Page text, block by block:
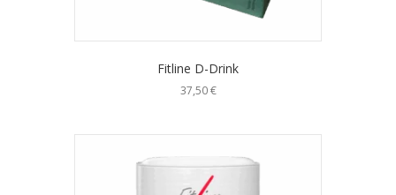
Fitline D-Drink
37,50€